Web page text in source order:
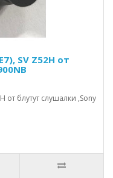
SV Z52H от
от блутут слушалки ,Sony